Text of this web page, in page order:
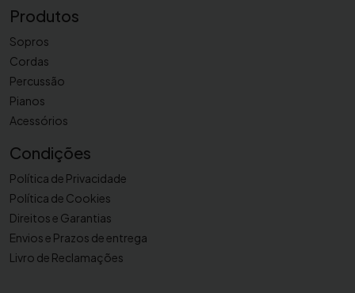
Produtos
Sopros
Cordas
Percussão
Pianos
Acessórios
Condições
Política de Privacidade
Política de Cookies
Direitos e Garantias
Envios e Prazos de entrega
Livro de Reclamações